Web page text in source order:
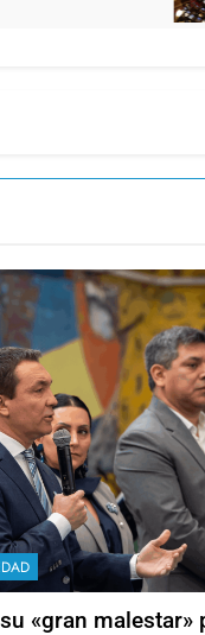
«gran malestar»